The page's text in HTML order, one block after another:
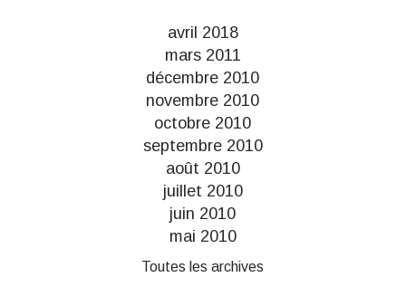
avril 2018
mars 2011
décembre 2010
novembre 2010
octobre 2010
septembre 2010
août 2010
juillet 2010
juin 2010
mai 2010
Toutes les archives